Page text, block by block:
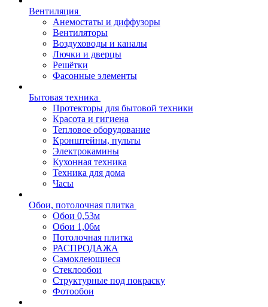
Вентиляция
Анемостаты и диффузоры
Вентиляторы
Воздуховоды и каналы
Лючки и дверцы
Решётки
Фасонные элементы
Бытовая техника
Протекторы для бытовой техники
Красота и гигиена
Тепловое оборудование
Кронштейны, пульты
Электрокамины
Кухонная техника
Техника для дома
Часы
Обои, потолочная плитка
Обои 0,53м
Обои 1,06м
Потолочная плитка
РАСПРОДАЖА
Самоклеющиеся
Стеклообои
Структурные под покраску
Фотообои